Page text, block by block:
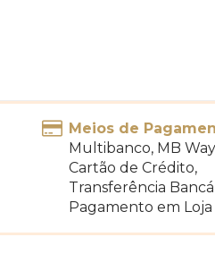
Meios de
Multibanco, MB
Cartão de Crédito,
Transferência
Pagamento em Loja